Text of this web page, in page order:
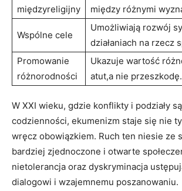
międzyreligijny
między różnymi
Wspólne cele
Umożliwiają⁢ rozwój
działaniach na rzecz
Promowanie ​
różnorodności
Ukazuje wartość
atut,a nie przeszkodę.
W XXI wieku, gdzie konflikty i podziały
codzienności, ekumenizm staje się nie
wręcz obowiązkiem. Ruch ten niesie ze
bardziej zjednoczone i otwarte
nietolerancja oraz dyskryminacja
dialogowi i wzajemnemu poszanowaniu.